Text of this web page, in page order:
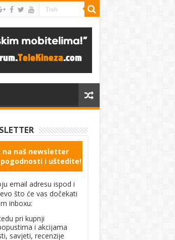
naš newsletter
i uštedite!
email adresu ispod i
što će vas dočekati
inboxu:
pri kupnji
i akcijama
savjeti, recenzije